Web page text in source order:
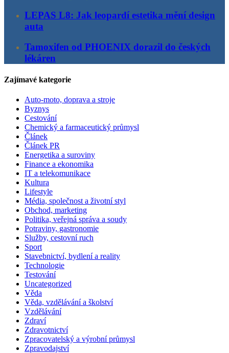
LEPAS L8: Jak leopardí estetika mění design
auta
Tamoxifen od PHOENIX dorazil do českých
lékáren
Zajímavé kategorie
Auto-moto, doprava a stroje
Byznys
Cestování
Chemický a farmaceutický průmysl
Článek
Článek PR
Energetika a suroviny
Finance a ekonomika
IT a telekomunikace
Kultura
Lifestyle
Média, společnost a životní styl
Obchod, marketing
Politika, veřejná správa a soudy
Potraviny, gastronomie
Služby, cestovní ruch
Sport
Stavebnictví, bydlení a reality
Technologie
Testování
Uncategorized
Věda
Věda, vzdělávání a školství
Vzdělávání
Zdraví
Zdravotnictví
Zpracovatelský a výrobní průmysl
Zpravodajství